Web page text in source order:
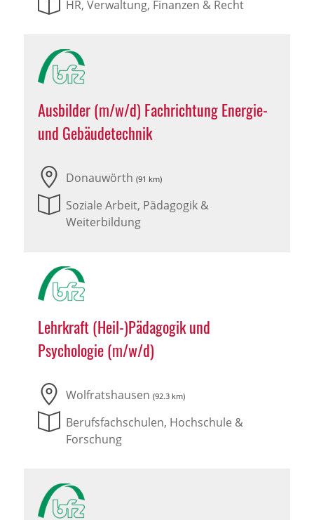
HR, Verwaltung, Finanzen & Recht
Ausbilder (m/w/d) Fachrichtung Energie-
und Gebäudetechnik
Donauwörth (91 km)
Soziale Arbeit, Pädagogik &
Weiterbildung
Lehrkraft (Heil-)Pädagogik und
Psychologie (m/w/d)
Wolfratshausen (92.3 km)
Berufsfachschulen, Hochschule &
Forschung